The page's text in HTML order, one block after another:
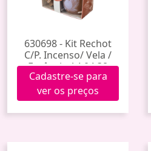
630698 - Kit Rechot
C/P. Incenso/ Vela /
Essência A4.04.38
Cadastre-se para
ver os preços